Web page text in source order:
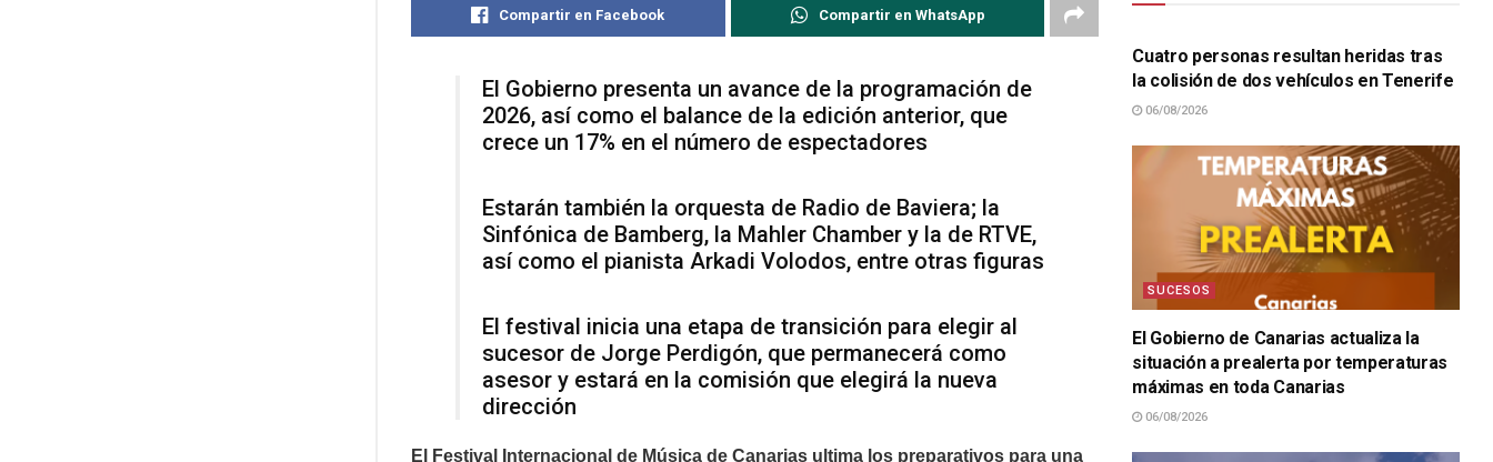
Compartir en Facebook Compartir en WhatsApp
El Gobierno presenta un avance de la programación de
2026, así como el balance de la edición anterior, que
crece un 17% en el número de espectadores
Estarán también la orquesta de Radio de Baviera; la
Sinfónica de Bamberg, la Mahler Chamber y la de RTVE,
así como el pianista Arkadi Volodos, entre otras figuras
El festival inicia una etapa de transición para elegir al
sucesor de Jorge Perdigón, que permanecerá como
asesor y estará en la comisión que elegirá la nueva
dirección
El Festival Internacional de Música de Canarias ultima los preparativos para una
SUCESOS
Cuatro personas resultan heridas tras
la colisión de dos vehículos en Tenerife
06/08/2026
SUCESOS
El Gobierno de Canarias actualiza la
situación a prealerta por temperaturas
máximas en toda Canarias
06/08/2026